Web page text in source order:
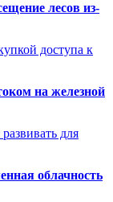
лесов из-
доступа к
на железной
для
облачность